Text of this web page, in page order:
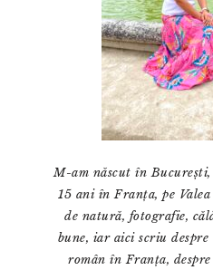
M-am născut în București,
15 ani în Franța, pe
de natură, fotografie,
bune, iar aici scriu
român în Franța, despre